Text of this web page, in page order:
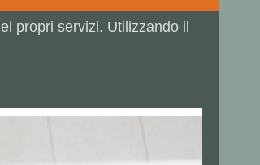
propri servizi. Utilizzando il